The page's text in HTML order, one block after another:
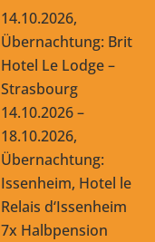
14.10.2026,
Übernachtung: Brit
Hotel Le Lodge –
Strasbourg
14.10.2026 –
18.10.2026,
Übernachtung:
Issenheim, Hotel le
Relais d‘Issenheim
7x Halbpension